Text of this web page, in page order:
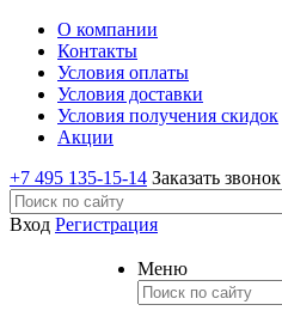
О компании
Контакты
Условия оплаты
Условия доставки
Условия получения скидок
Акции
+7 495 135-15-14 Заказать звонок
Вход Регистрация
Меню